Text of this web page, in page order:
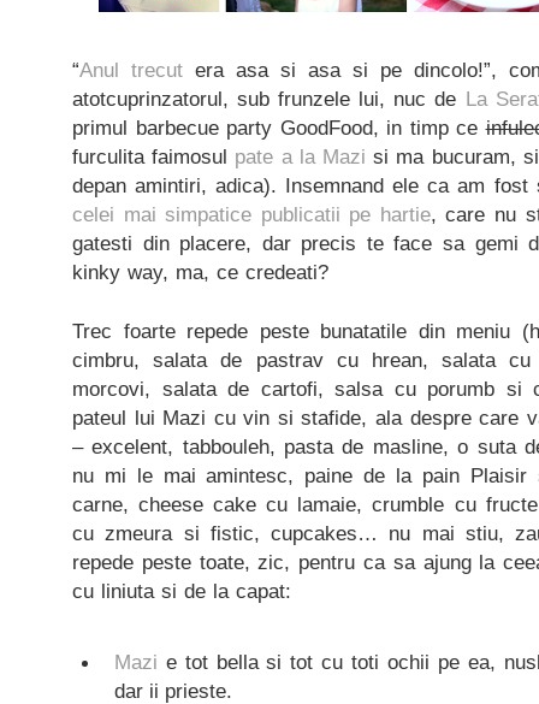
“Anul trecut era asa si asa si pe dincolo!”,
atotcuprinzatorul, sub frunzele lui, nuc de La
primul barbecue party GoodFood, in timp ce
furculita faimosul pate a la Mazi si ma bucuram,
depan amintiri, adica). Insemnand ele ca am
celei mai simpatice publicatii pe hartie, care nu
gatesti din placere, dar precis te face sa gemi
kinky way, ma, ce credeati?
Trec foarte repede peste bunatatile din meniu
cimbru, salata de pastrav cu hrean, salata
morcovi, salata de cartofi, salsa cu porumb si
pateul lui Mazi cu vin si stafide, ala despre care
– excelent, tabbouleh, pasta de masline, o suta
nu mi le mai amintesc, paine de la pain Plaisir
carne, cheese cake cu lamaie, crumble cu
cu zmeura si fistic, cupcakes… nu mai stiu,
repede peste toate, zic, pentru ca sa ajung la
cu liniuta si de la capat:
Mazi e tot bella si tot cu toti ochii pe ea,
dar ii prieste.